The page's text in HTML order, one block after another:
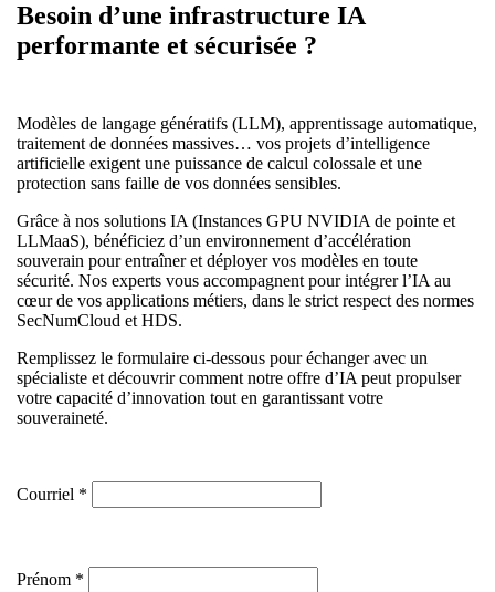
Besoin d’une infrastructure IA
performante et sécurisée ?
Modèles de langage génératifs (LLM), apprentissage automatique,
traitement de données massives… vos projets d’intelligence
artificielle exigent une puissance de calcul colossale et une
protection sans faille de vos données sensibles.
Grâce à nos solutions IA (Instances GPU NVIDIA de pointe et
LLMaaS), bénéficiez d’un environnement d’accélération
souverain pour entraîner et déployer vos modèles en toute
sécurité. Nos experts vous accompagnent pour intégrer l’IA au
cœur de vos applications métiers, dans le strict respect des normes
SecNumCloud et HDS.
Remplissez le formulaire ci-dessous pour échanger avec un
spécialiste et découvrir comment notre offre d’IA peut propulser
votre capacité d’innovation tout en garantissant votre
souveraineté.
Courriel
Prénom